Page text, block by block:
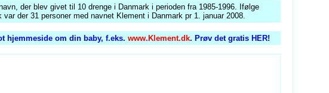
der blev givet til 10 drenge i Danmark i perioden fra 1985-1996. Ifølge
var der 31 personer med navnet Klement i Danmark pr 1. januar 2008.
hjemmeside om din baby, f.eks. www.Klement.dk. Prøv det gratis HER!